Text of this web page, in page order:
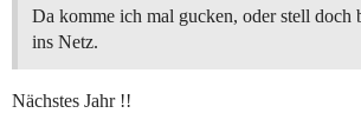
Da komme ich mal gucken, oder stell doch
ins Netz.
Nächstes Jahr !!